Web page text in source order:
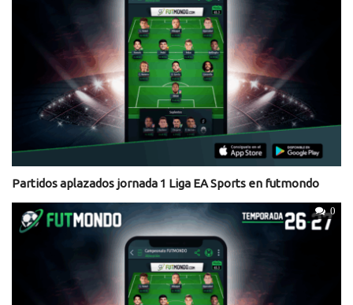
Partidos aplazados jornada 1 Liga EA Sports en futmondo
0